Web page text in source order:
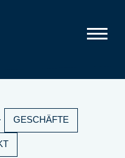
GESCHÄFTE